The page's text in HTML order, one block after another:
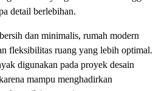
detail berlebihan.
dan minimalis, rumah modern
fleksibilitas ruang yang lebih optimal.
digunakan pada proyek desain
mampu menghadirkan